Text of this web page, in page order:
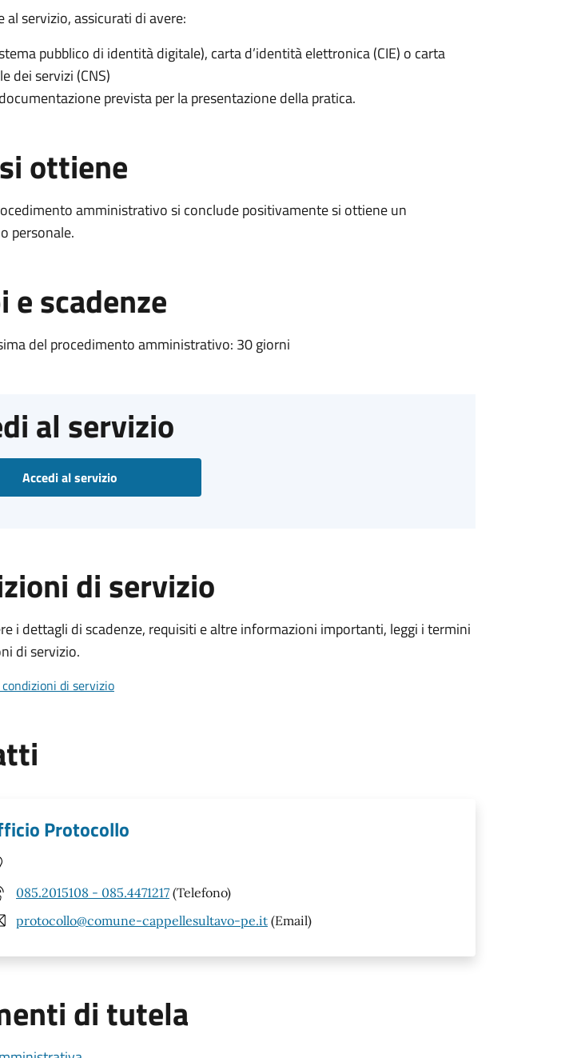
al servizio, assicurati di avere:
pubblico di identità digitale), carta d’identità elettronica (CIE) o carta
dei servizi (CNS)
prevista per la presentazione della pratica.
ottiene
amministrativo si conclude positivamente si ottiene un
personale.
e scadenze
del procedimento amministrativo: 30 giorni
al servizio
Accedi al servizio
di servizio
i dettagli di scadenze, requisiti e altre informazioni importanti, leggi i termini
di servizio.
di servizio
Protocollo
085.2015108 - 085.4471217 (Telefono)
protocollo@comune-cappellesultavo-pe.it (Email)
di tutela